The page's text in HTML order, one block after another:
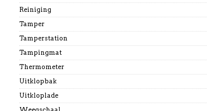
Reiniging
Tamper
Tamperstation
Tampingmat
Thermometer
Uitklopbak
Uitkloplade